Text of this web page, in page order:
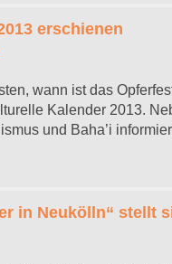
erschienen
wann ist das
Kalender 2013.
und Baha’i
in Neukölln“ stellt